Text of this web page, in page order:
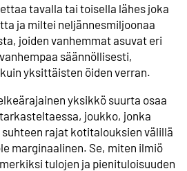
tavalla tai toisella lähes joka
ja miltei neljännesmiljoonaa
joiden vanhemmat asuvat eri
säännöllisesti,
yksittäisten öiden verran.
yksikkö suurta osaa
joukko, jonka
rajat kotitalouksien välillä
marginaalinen. Se, miten ilmiö
tulojen ja pienituloisuuden